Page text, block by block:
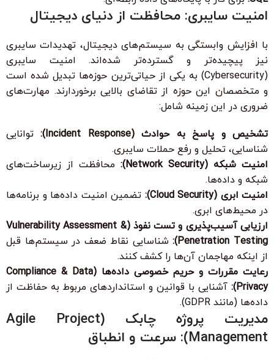
امنیت سایبری: محافظت از دنیای دیجیتال
با افزایش وابستگی به سیستم‌های دیجیتال، تهدیدات سایبری
نیز پیچیده‌تر و گسترده‌تر شده‌اند. امنیت سایبری
(Cybersecurity) به یکی از حیاتی‌ترین حوزه‌ها تبدیل شده است
و متخصصان این حوزه از تقاضای بالایی برخوردارند. مهارت‌های
ضروری در این زمینه شامل:
تشخیص و پاسخ به حوادث (Incident Response):
توانایی
شناسایی، تحلیل و رفع حملات سایبری.
امنیت شبکه (Network Security):
محافظت از زیرساخت‌های
شبکه و داده‌ها.
امنیت ابری (Cloud Security):
تضمین امنیت داده‌ها و برنامه‌ها
در محیط‌های ابری.
ارزیابی آسیب‌پذیری و تست نفوذ (Vulnerability Assessment &
Penetration Testing): شناسایی نقاط ضعف در سیستم‌ها قبل
از اینکه مهاجمان آن‌ها را کشف کنند.
رعایت مقررات و حریم خصوصی داده‌ها (Compliance & Data
Privacy):
آشنایی با قوانین و استانداردهای مربوط به حفاظت از
داده‌ها (مانند GDPR).
مدیریت پروژه چابک (Agile Project
Management): سرعت و انطباق